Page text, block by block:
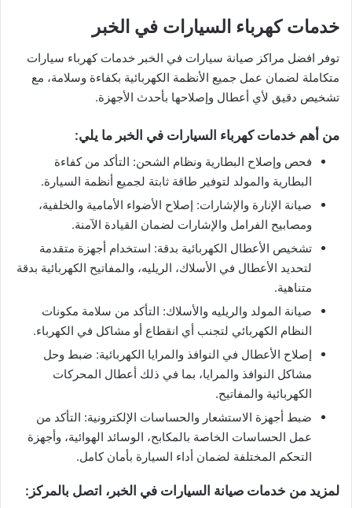
خدمات كهرباء السيارات في الخبر
توفر افضل مراكز صيانة سيارات في الخبر خدمات كهرباء سيارات
متكاملة لضمان عمل جميع الأنظمة الكهربائية بكفاءة وسلامة، مع
تشخيص دقيق لأي أعطال وإصلاحها بأحدث الأجهزة.
من أهم خدمات كهرباء السيارات في الخبر ما يلي:
فحص وإصلاح البطارية ونظام الشحن: التأكد من كفاءة
البطارية والمولد لتوفير طاقة ثابتة لجميع أنظمة السيارة.
صيانة الإنارة والإشارات: إصلاح الأضواء الأمامية والخلفية،
ومصابيح الفرامل والإشارات لضمان القيادة الآمنة.
تشخيص الأعطال الكهربائية بدقة: استخدام أجهزة متقدمة
لتحديد الأعطال في الأسلاك، الريليه، والمفاتيح الكهربائية بدقة
متناهية.
صيانة المولد والريليه والأسلاك: التأكد من سلامة مكونات
النظام الكهربائي لتجنب أي انقطاع أو مشاكل في الكهرباء.
إصلاح الأعطال في النوافذ والمرايا الكهربائية: ضبط وحل
مشاكل النوافذ والمرايا، بما في ذلك أعطال المحركات
الكهربائية والمفاتيح.
ضبط أجهزة الاستشعار والحساسات الإلكترونية: التأكد من
عمل الحساسات الخاصة بالمكابح، الوسائد الهوائية، وأجهزة
التحكم المختلفة لضمان أداء السيارة بأمان كامل.
لمزيد من خدمات صيانة السيارات في الخبر، اتصل بالمركز: